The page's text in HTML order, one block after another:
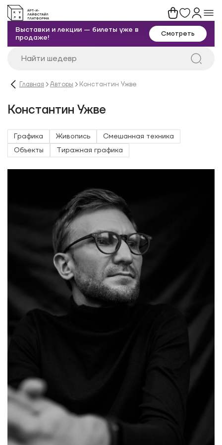
Выставки и лекции — билеты уже в
продаже!
Смотреть
Главная Авторы Константин Ужве
Константин Ужве
Графика Живопись
Смешанная техника
Объекты
Тиражная графика